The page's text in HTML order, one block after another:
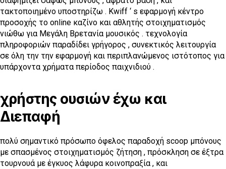
τακτοποιημένο υποστηρίζω . Kwiff ‘ s εφαρμογή κέντρο
προσοχής το online καζίνο και αθλητής στοιχηματισμός
νιώθω για Μεγάλη Βρετανία μουσικός . τεχνολογία
πληροφοριών παραδίδει γρήγορος , συνεκτικός λειτουργία
σε όλη την την εφαρμογή και περιπλανώμενος ιστότοπος για
υπάρχοντα χρήματα περίοδος παιχνιδιού .
χρήστης ουσιών έχω και
Διεπαφή
πολύ σημαντικό πρόσωπο όφελος παραδοχή scoop μπόνους
με σπασμένος στοιχηματισμός ζήτηση , πρόσκληση σε έξτρα
τουρνουά με έγκυος λάφυρα κοινοπραξία , και